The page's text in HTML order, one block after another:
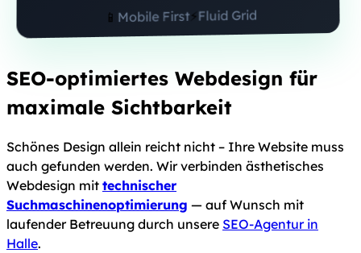
📱 Mobile First⚡Fluid Grid
SEO-optimiertes Webdesign für
maximale Sichtbarkeit
Schönes Design allein reicht nicht – Ihre Website muss
auch gefunden werden. Wir verbinden ästhetisches
Webdesign mit technischer
Suchmaschinenoptimierung — auf Wunsch mit
laufender Betreuung durch unsere SEO-Agentur in
Halle.